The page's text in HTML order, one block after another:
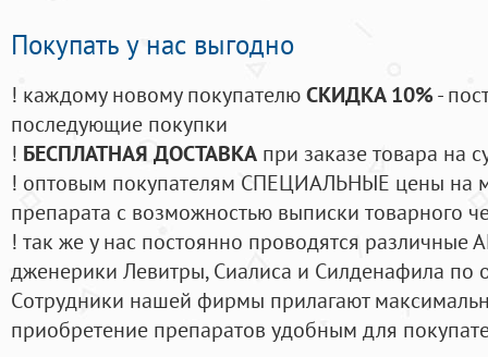
Покупать у нас выгодно
! каждому новому покупателюСКИДКА 10%-
последующие покупки
! БЕСПЛАТНАЯ ДОСТАВКА при заказе товара на
! оптовым покупателям СПЕЦИАЛЬНЫЕ цены на
препарата с возможностью выписки товарного
! так же у нас постоянно проводятся
дженерики Левитры, Сиалиса и Силденафила по
Cотрудники нашей фирмы прилагают
приобретение препаратов удобным для